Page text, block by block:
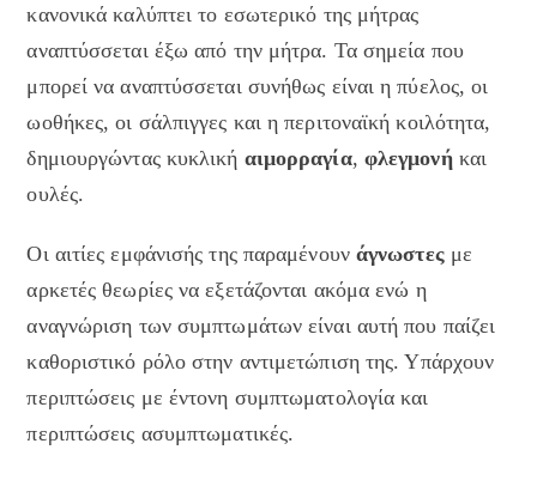
κανονικά καλύπτει το εσωτερικό της μήτρας
αναπτύσσεται έξω από την μήτρα. Τα σημεία που
μπορεί να αναπτύσσεται συνήθως είναι η πύελος, οι
ωοθήκες, οι σάλπιγγες και η περιτοναϊκή κοιλότητα,
δημιουργώντας κυκλική αιμορραγία, φλεγμονήκαι
ουλές.
Οι αιτίες εμφάνισής της παραμένουν άγνωστεςμε
αρκετές θεωρίες να εξετάζονται ακόμα ενώ η
αναγνώριση των συμπτωμάτων είναι αυτή που παίζει
καθοριστικό ρόλο στην αντιμετώπιση της. Υπάρχουν
περιπτώσεις με έντονη συμπτωματολογία και
περιπτώσεις ασυμπτωματικές.